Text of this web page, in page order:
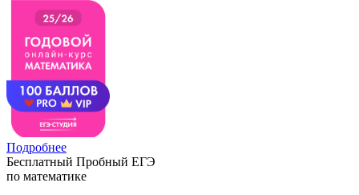
Подробнее
Бесплатный Пробный ЕГЭ
по математике